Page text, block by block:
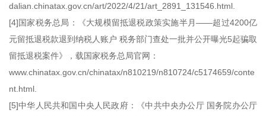
dalian.chinatax.gov.cn/art/2022/4/21/art_2891_131546.html.
[4]国家税务总局：《大规模留抵退税政策实施半月——超过4200亿
元留抵退税款退到纳税人账户 税务部门查处一批并公开曝光5起骗取
留抵退税案件》，载国家税务总局官网：
www.chinatax.gov.cn/chinatax/n810219/n810724/c5174659/conte
nt.html.
[5]中华人民共和国中央人民政府：《中共中央办公厅 国务院办公厅